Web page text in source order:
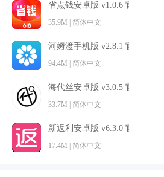
省点钱安卓版 v1.0.6 官方最新版
35.9M | 简体中文
河姆渡手机版 v2.8.1 官方最新版
94.4M | 简体中文
海代丝安卓版 v3.0.5 官方最新版
33.7M | 简体中文
新返利安卓版 v6.3.0 官方免费版
17.4M | 简体中文